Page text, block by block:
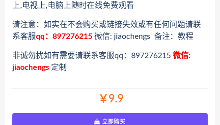
上,电视上,电脑上随时在线免费观看
请注意：如实在不会购买或链接失效或有任何问题请联
系客服qq：897276215 微信: jiaochengs 备注：教程
非诚勿扰如有需要请联系客服qq：897276215 微信:
jiaochengs 定制
￥9.9
立即购买